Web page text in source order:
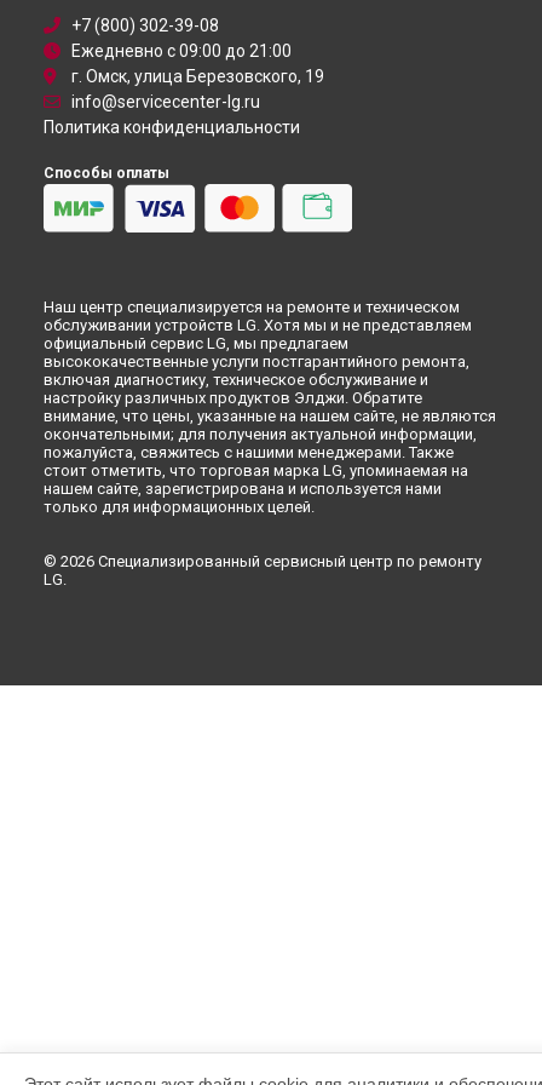
+7 (800) 302-39-08
Ежедневно с 09:00 до 21:00
г. Омск, улица Березовского, 19
info@servicecenter-lg.ru
Политика конфиденциальности
Способы оплаты
Наш центр специализируется на ремонте и техническом
обслуживании устройств LG. Хотя мы и не представляем
официальный сервис LG, мы предлагаем
высококачественные услуги постгарантийного ремонта,
включая диагностику, техническое обслуживание и
настройку различных продуктов Элджи. Обратите
внимание, что цены, указанные на нашем сайте, не являются
окончательными; для получения актуальной информации,
пожалуйста, свяжитесь с нашими менеджерами. Также
стоит отметить, что торговая марка LG, упоминаемая на
нашем сайте, зарегистрирована и используется нами
только для информационных целей.
© 2026 Специализированный сервисный центр по ремонту
LG.